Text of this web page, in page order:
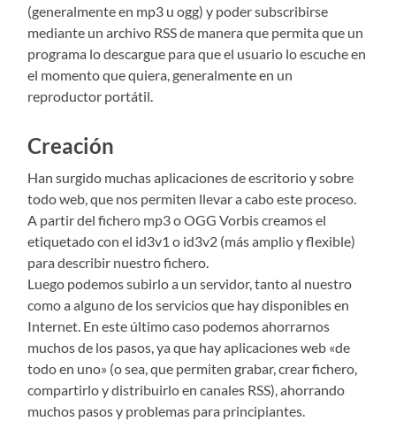
(generalmente en mp3 u ogg) y poder subscribirse
mediante un archivo RSS de manera que permita que un
programa lo descargue para que el usuario lo escuche en
el momento que quiera, generalmente en un
reproductor portátil.
Creación
Han surgido muchas aplicaciones de escritorio y sobre
todo web, que nos permiten llevar a cabo este proceso.
A partir del fichero mp3 o OGG Vorbis creamos el
etiquetado con el id3v1 o id3v2 (más amplio y flexible)
para describir nuestro fichero.
Luego podemos subirlo a un servidor, tanto al nuestro
como a alguno de los servicios que hay disponibles en
Internet. En este último caso podemos ahorrarnos
muchos de los pasos, ya que hay aplicaciones web «de
todo en uno» (o sea, que permiten grabar, crear fichero,
compartirlo y distribuirlo en canales RSS), ahorrando
muchos pasos y problemas para principiantes.